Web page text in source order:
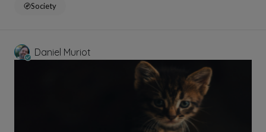
Society
Daniel Muriot